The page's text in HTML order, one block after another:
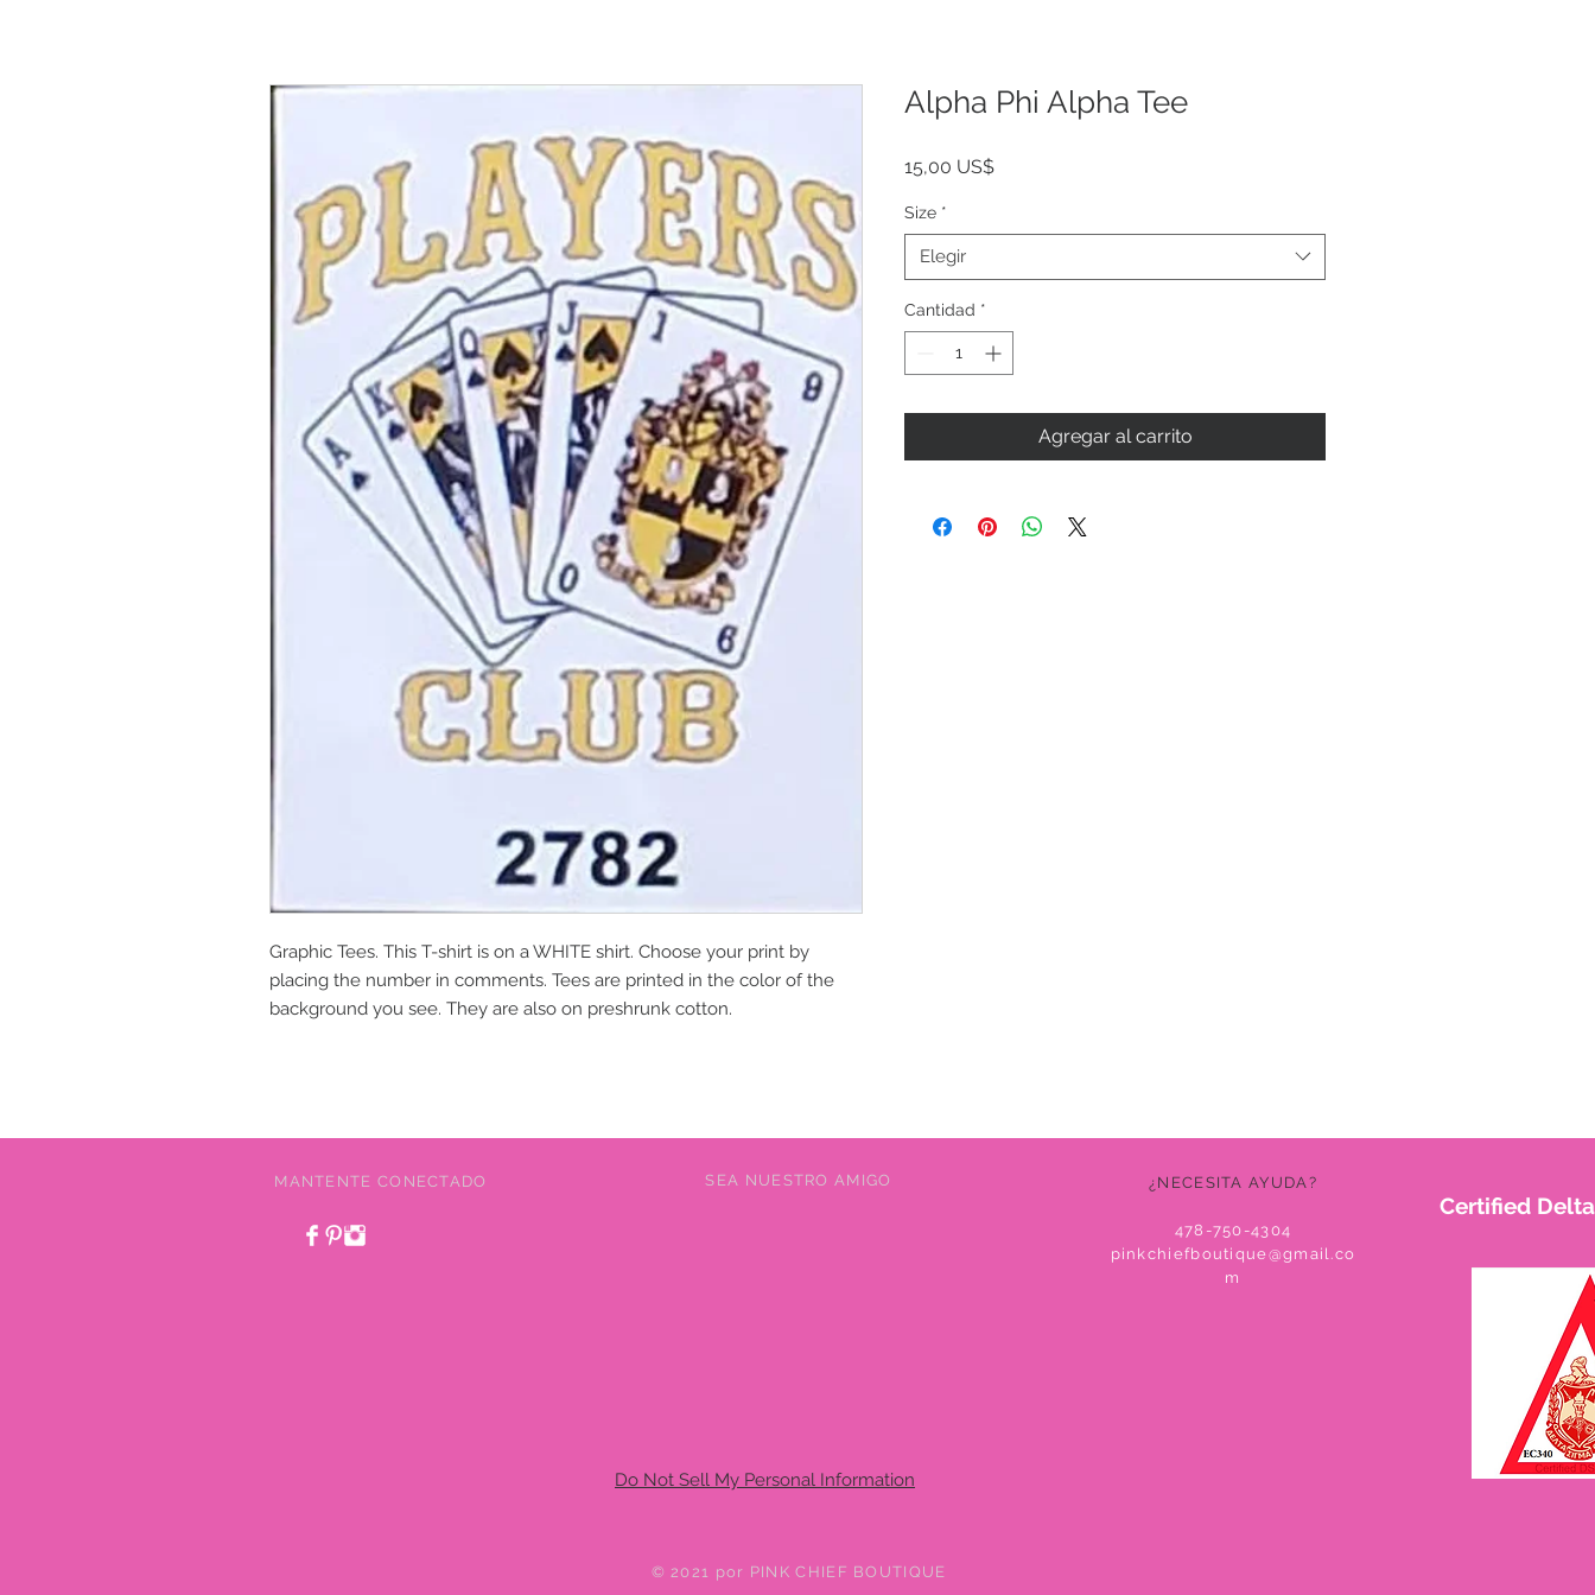
Graphic Tees. This T-shirt is on a WHITE shirt. Choose your print by
placing the number in comments. Tees are printed in the color of the
background you see. They are also on preshrunk cotton.
Alpha Phi Alpha Tee
15,00 US$Precio
Size *
Elegir
Cantidad *
Agregar al carrito
MANTENTE CONECTADO SEA NUESTRO AMIGO ¿NECESITA AYUDA?
478-750-4304
pinkchiefboutique@gmail.co
m
Do Not Sell My Personal Information
Certified
© 2021 por PINK CHIEF BOUTIQUE